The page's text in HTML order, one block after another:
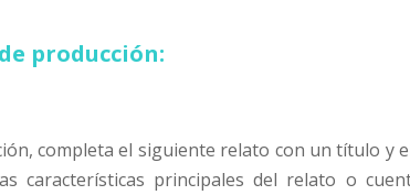
producción:
completa el siguiente relato con un título y
características principales del relato o